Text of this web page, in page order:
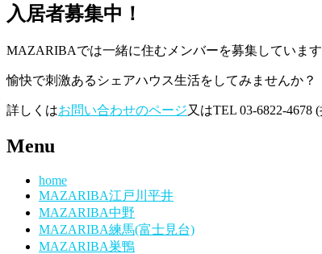
入居者募集中！
MAZARIBAでは一緒に住むメンバーを募集しています
愉快で刺激あるシェアハウス生活をしてみませんか？
詳しくはお問い合わせのページ又はTEL 03-6822-4678
Menu
home
MAZARIBA江戸川平井
MAZARIBA中野
MAZARIBA練馬(富士見台)
MAZARIBA巣鴨